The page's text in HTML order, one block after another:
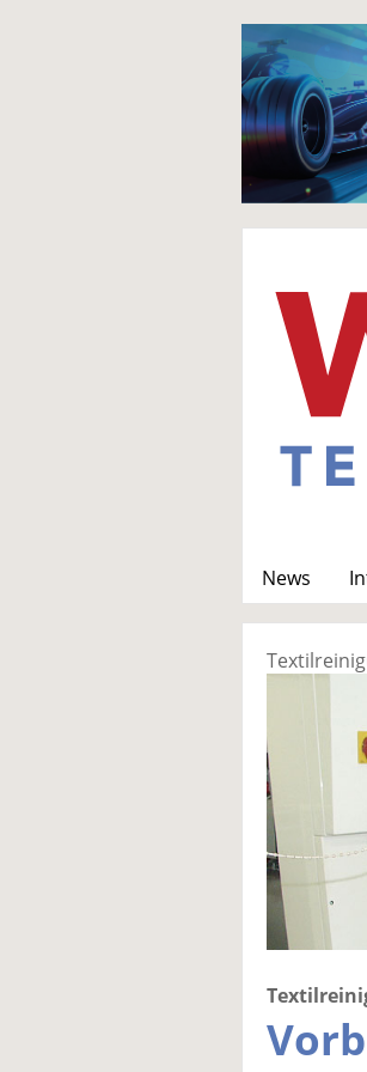
News